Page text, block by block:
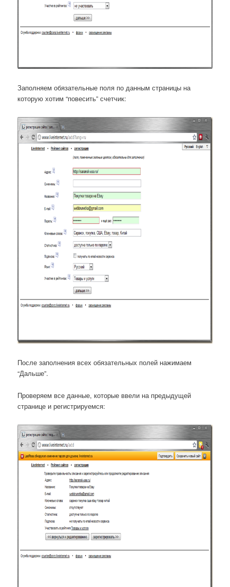
Заполняем обязательные поля по данным страницы на
которую хотим “повесить” счетчик:
После заполнения всех обязательных полей нажимаем
“Дальше”.
Проверяем все данные, которые ввели на предыдущей
странице и регистрируемся: